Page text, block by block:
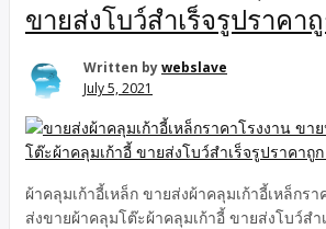
ขายส่งโบว์สำเร็จรูปราค
Written bywebslave
July 5, 2021
ผ้าคลุมเก้าอี้เหล็ก ขายส่งผ้าคลุมเก้าอี้เหล็กร
ส่งขายผ้าคลุมโต๊ะผ้าคลุมเก้าอี้ ขายส่งโบว์สำ